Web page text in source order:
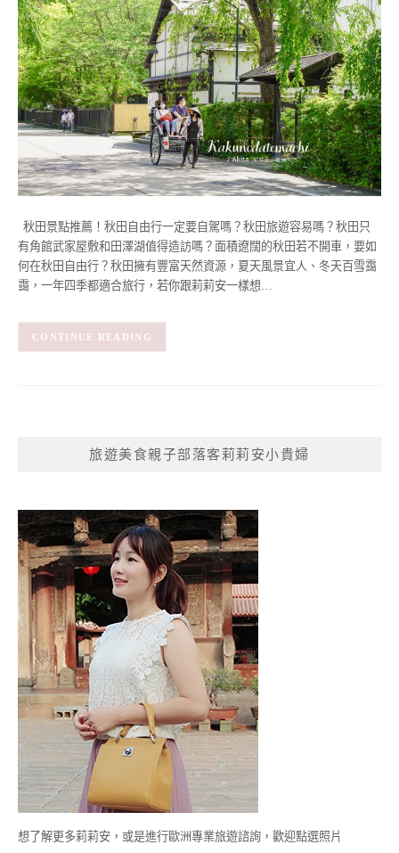
秋田景點推薦！秋田自由行一定要自駕嗎？秋田旅遊容易嗎？秋田只
有角館武家屋敷和田澤湖值得造訪嗎？面積遼闊的秋田若不開車，要如
何在秋田自由行？秋田擁有豐富天然資源，夏天風景宜人、冬天百雪靄
靄，一年四季都適合旅行，若你跟莉莉安一樣想…
CONTINUE READING
旅遊美食親子部落客莉莉安小貴婦
想了解更多莉莉安，或是進行歐洲專業旅遊諮詢，歡迎點選照片